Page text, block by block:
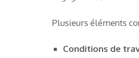
Plusieurs éléments
Conditions de